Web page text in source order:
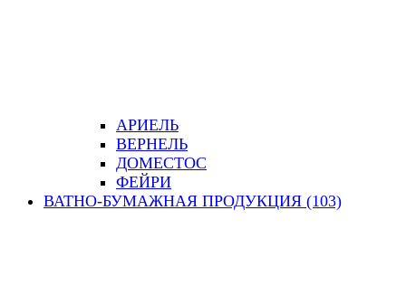
АРИЕЛЬ
ВЕРНЕЛЬ
ДОМЕСТОС
ФЕЙРИ
ВАТНО-БУМАЖНАЯ ПРОДУКЦИЯ (103)